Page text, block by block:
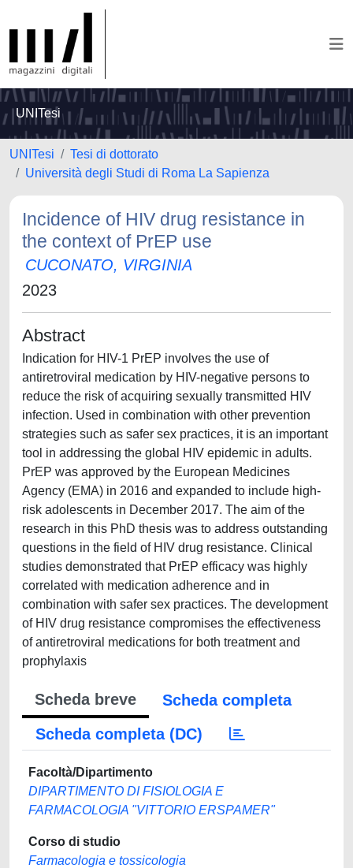
UNITesi
UNITesi
Tesi di dottorato
Università degli Studi di Roma La Sapienza
Incidence of HIV drug resistance in
the context of PrEP use
CUCONATO, VIRGINIA
2023
Abstract
Indication for HIV-1 PrEP involves the use of
antiretroviral medication by HIV-negative persons to
reduce the risk of acquiring sexually transmitted HIV
infection. Used in combination with other prevention
strategies such as safer sex practices, it is an important
tool in addressing the global HIV epidemic in adults.
PrEP was approved by the European Medicines
Agency (EMA) in 2016 and expanded to include high-
risk adolescents in December 2017. The aim of the
research in this PhD thesis was to address outstanding
questions in the field of HIV drug resistance. Clinical
studies demonstrated that PrEP efficacy was highly
correlated with medication adherence and in
combination with safer sex practices. The development
of HIV drug resistance compromises the effectiveness
of antiretroviral medications for both treatment and
prophylaxis
Scheda breve
Scheda completa
Scheda completa (DC)
Facoltà/Dipartimento
DIPARTIMENTO DI FISIOLOGIA E
FARMACOLOGIA "VITTORIO ERSPAMER"
Corso di studio
Farmacologia e tossicologia